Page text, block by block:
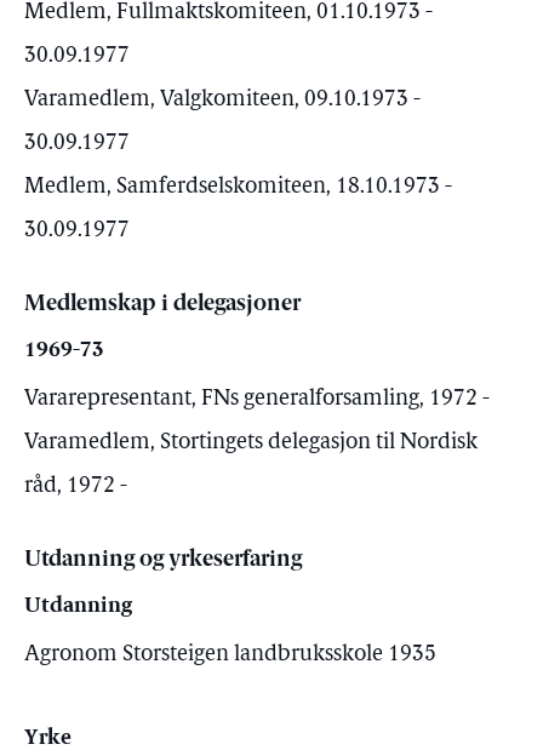
Medlem, Fullmaktskomiteen, 01.10.1973 -
30.09.1977
Varamedlem, Valgkomiteen, 09.10.1973 -
30.09.1977
Medlem, Samferdselskomiteen, 18.10.1973 -
30.09.1977
Medlemskap i delegasjoner
1969-73
Vararepresentant, FNs generalforsamling, 1972 -
Varamedlem, Stortingets delegasjon til Nordisk
råd, 1972 -
Utdanning og yrkeserfaring
Utdanning
Agronom Storsteigen landbruksskole 1935
Yrke